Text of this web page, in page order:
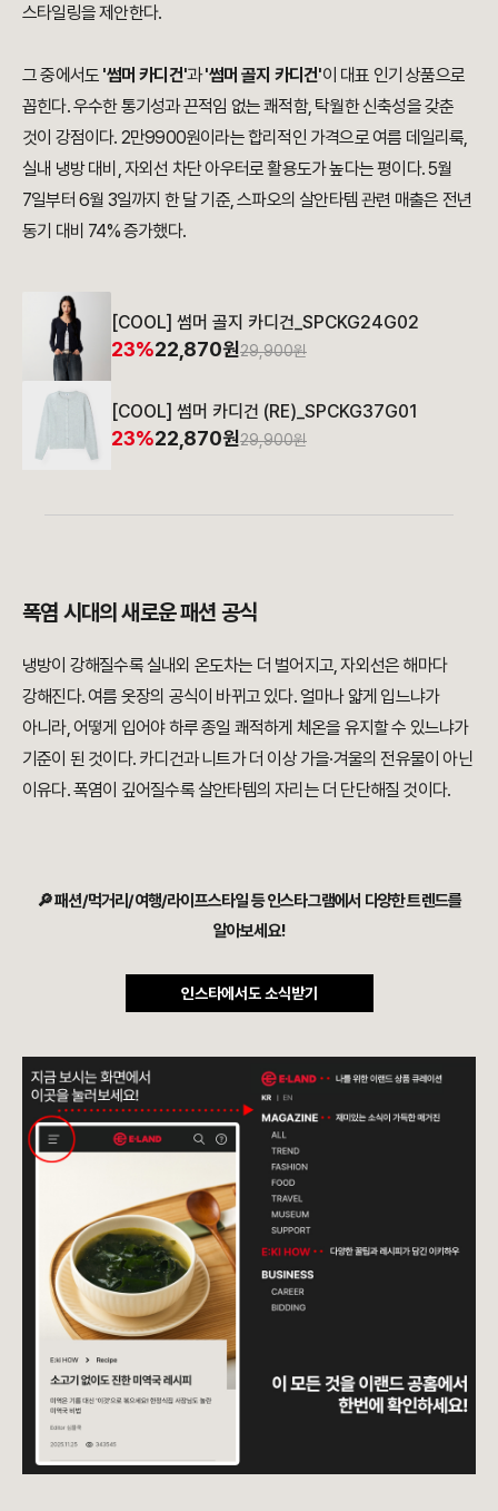
스타일링을 제안한다.
그 중에서도 '썸머 카디건'과'썸머 골지 카디건'이 대표 인기 상품으로
꼽힌다. 우수한 통기성과 끈적임 없는 쾌적함, 탁월한 신축성을 갖춘
것이 강점이다. 2만9900원이라는 합리적인 가격으로 여름 데일리룩,
실내 냉방 대비, 자외선 차단 아우터로 활용도가 높다는 평이다. 5월
7일부터 6월 3일까지 한 달 기준, 스파오의 살안타템 관련 매출은 전년
동기 대비 74% 증가했다.
[COOL] 썸머 골지 카디건_SPCKG24G02
23%22,870원29,900원
[COOL] 썸머 카디건 (RE)_SPCKG37G01
23%22,870원29,900원
폭염 시대의 새로운 패션 공식
냉방이 강해질수록 실내외 온도차는 더 벌어지고, 자외선은 해마다
강해진다. 여름 옷장의 공식이 바뀌고 있다. 얼마나 얇게 입느냐가
아니라, 어떻게 입어야 하루 종일 쾌적하게 체온을 유지할 수 있느냐가
기준이 된 것이다. 카디건과 니트가 더 이상 가을·겨울의 전유물이 아닌
이유다. 폭염이 깊어질수록 살안타템의 자리는 더 단단해질 것이다.
🔎 패션/먹거리/여행/라이프스타일 등 인스타그램에서 다양한 트렌드를
알아보세요!
인스타에서도 소식받기